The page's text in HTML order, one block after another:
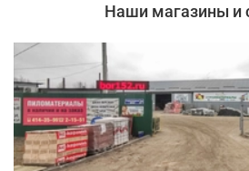
Наши магазины и